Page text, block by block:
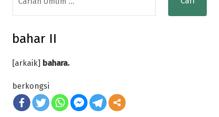
for:
bahar II
[arkaik] bahara.
berkongsi